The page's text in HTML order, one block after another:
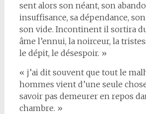
sent alors son néant, son
insuffisance, sa dépendance,
son vide. Incontinent il sortira
âme l’ennui, la noirceur, la
le dépit, le désespoir. »
« j’ai dit souvent que tout le
hommes vient d’une seule
savoir pas demeurer en repos
chambre. »